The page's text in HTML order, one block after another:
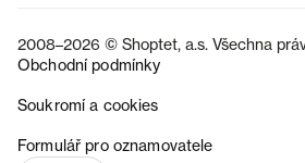
2008–2026 © Shoptet, a.s. Všechna
Obchodní podmínky
Soukromí a cookies
Formulář pro oznamovatele